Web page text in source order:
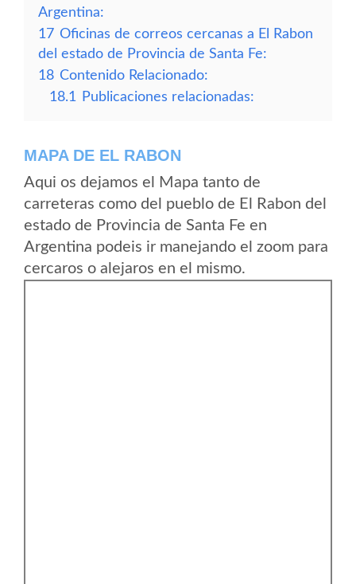
Argentina:
17 Oficinas de correos cercanas a El Rabon
del estado de Provincia de Santa Fe:
18 Contenido Relacionado:
18.1
Publicaciones relacionadas:
MAPA DE EL RABON
Aqui os dejamos el Mapa tanto de
carreteras como del pueblo de El Rabon del
estado de Provincia de Santa Fe en
Argentina podeis ir manejando el zoom para
cercaros o alejaros en el mismo.